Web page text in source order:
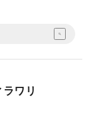
ワリ